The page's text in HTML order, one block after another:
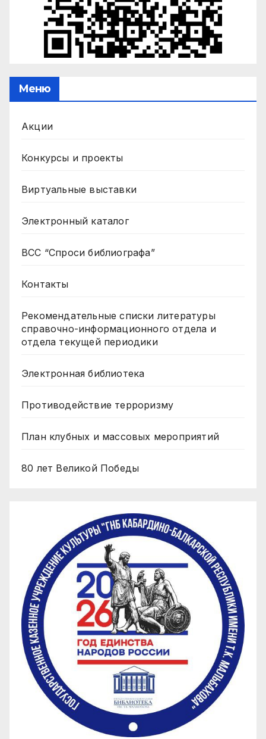
Меню
Акции
Конкурсы и проекты
Виртуальные выставки
Электронный каталог
ВСС “Спроси библиографа”
Контакты
Рекомендательные списки литературы
справочно-информационного отдела и
отдела текущей периодики
Электронная библиотека
Противодействие терроризму
План клубных и массовых мероприятий
80 лет Великой Победы